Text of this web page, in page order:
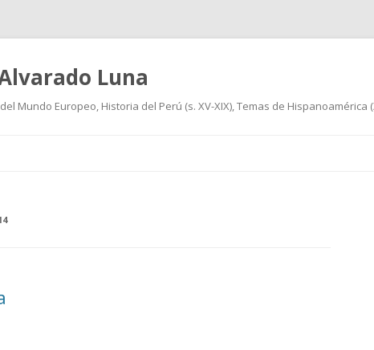
Luna
Mundo Europeo, Historia del Perú (s. XV-XIX), Temas de Hispanoamérica